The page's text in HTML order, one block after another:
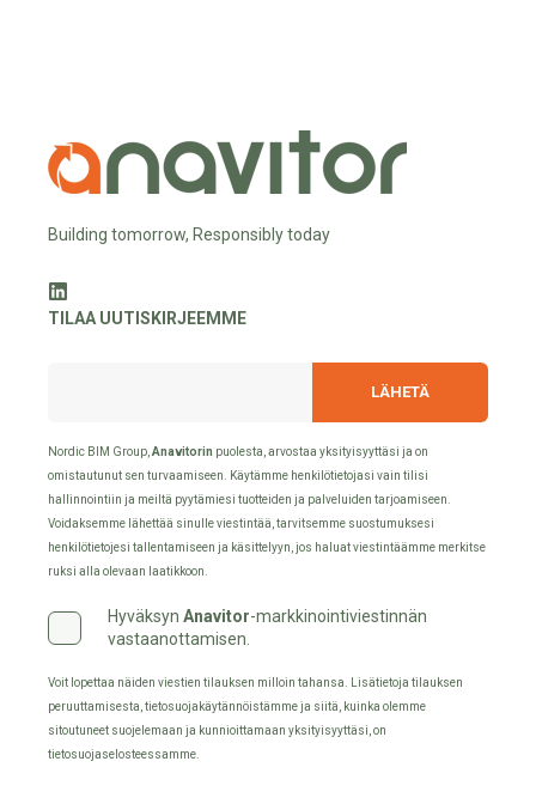
Building tomorrow, Responsibly today
TILAA UUTISKIRJEEMME
Nordic BIM Group,Anavitorin puolesta, arvostaa yksityisyyttäsi ja on
omistautunut sen turvaamiseen. Käytämme henkilötietojasi vain tilisi
hallinnointiin ja meiltä pyytämiesi tuotteiden ja palveluiden tarjoamiseen.
Voidaksemme lähettää sinulle viestintää, tarvitsemme suostumuksesi
henkilötietojesi tallentamiseen ja käsittelyyn, jos haluat viestintäämme merkitse
ruksi alla olevaan laatikkoon.
Hyväksyn Anavitor-markkinointiviestinnän
vastaanottamisen.
Voit lopettaa näiden viestien tilauksen milloin tahansa. Lisätietoja tilauksen
peruuttamisesta, tietosuojakäytännöistämme ja siitä, kuinka olemme
sitoutuneet suojelemaan ja kunnioittamaan yksityisyyttäsi, on
tietosuojaselosteessamme.